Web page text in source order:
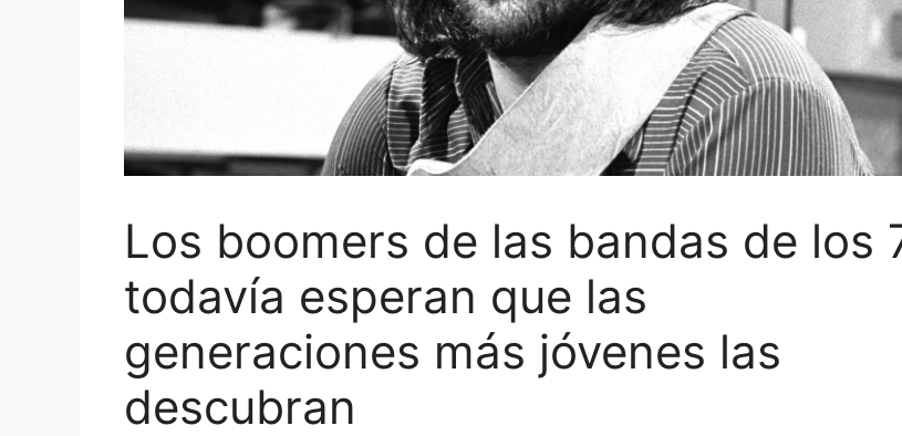
Los boomers de las bandas de los
todavía esperan que las
generaciones más jóvenes las
descubran